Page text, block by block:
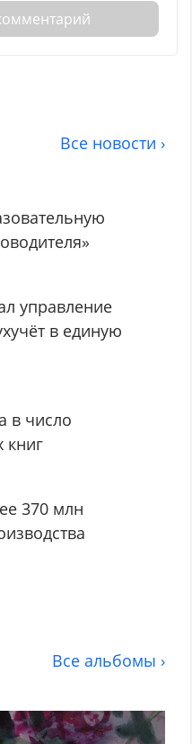
Все новости ›
управление
в единую
в число
книг
370 млн
Все альбомы ›